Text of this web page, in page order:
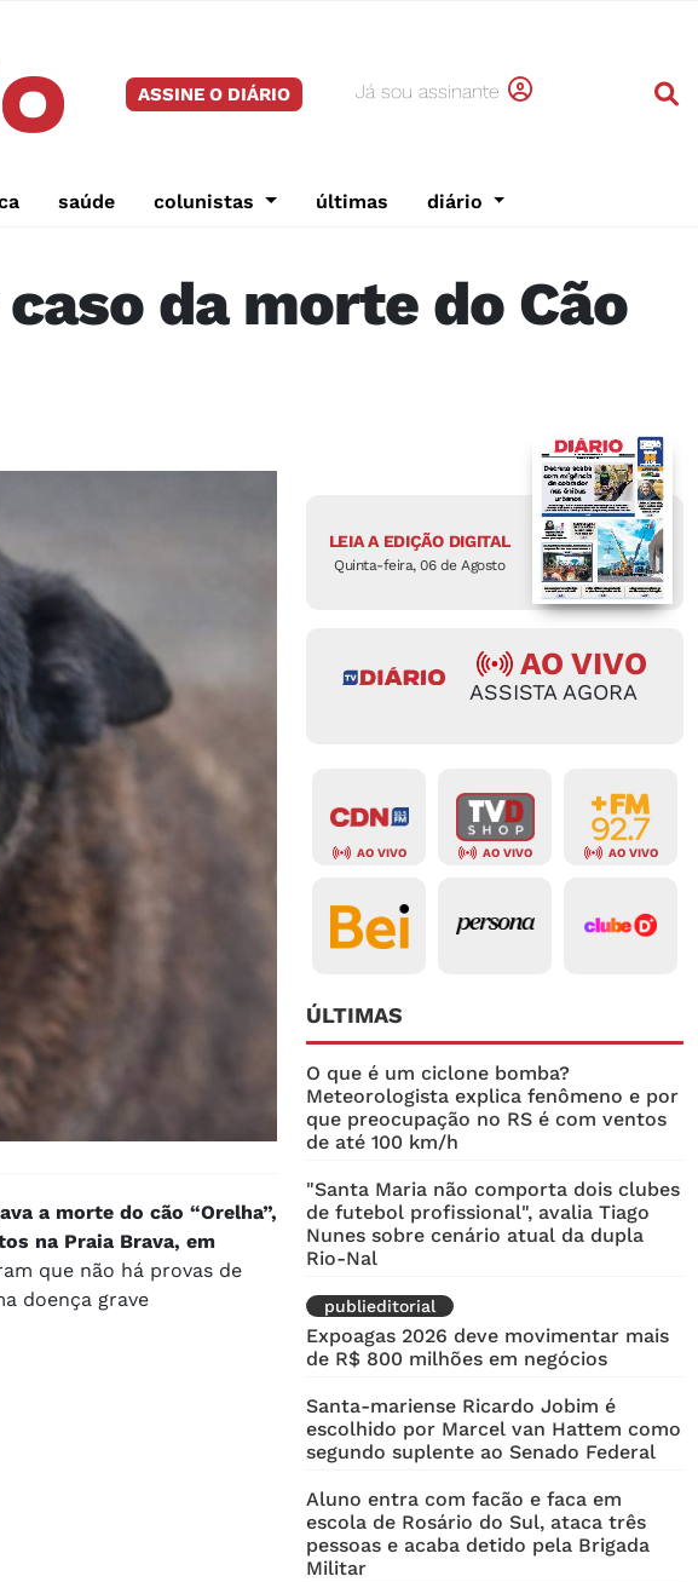
ASSINE O DIÁRIO Já sou assinante
saúde colunistas últimas diário
da morte do Cão
a morte do cão “Orelha”,
na Praia Brava, em
que não há provas de
doença grave
LEIA A EDIÇÃO DIGITAL
Quinta-feira, 06 de Agosto
AO VIVO
ASSISTA AGORA
AO VIVO AO VIVO AO VIVO
ÚLTIMAS
O que é um ciclone bomba?
Meteorologista explica fenômeno e por
que preocupação no RS é com ventos
de até 100 km/h
"Santa Maria não comporta dois clubes
de futebol profissional", avalia Tiago
Nunes sobre cenário atual da dupla
Rio-Nal
publieditorial
Expoagas 2026 deve movimentar mais
de R$ 800 milhões em negócios
Santa-mariense Ricardo Jobim é
escolhido por Marcel van Hattem como
segundo suplente ao Senado Federal
Aluno entra com facão e faca em
escola de Rosário do Sul, ataca três
pessoas e acaba detido pela Brigada
Militar